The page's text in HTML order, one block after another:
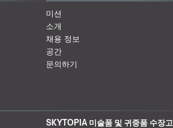
미션
소개
채용 정보
공간
문의하기
SKYTOPIA 미술품 및 귀중품 수장고